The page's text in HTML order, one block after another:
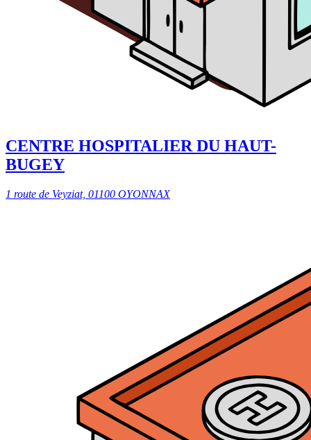
CENTRE HOSPITALIER DU HAUT-
BUGEY
1 route de Veyziat, 01100 OYONNAX